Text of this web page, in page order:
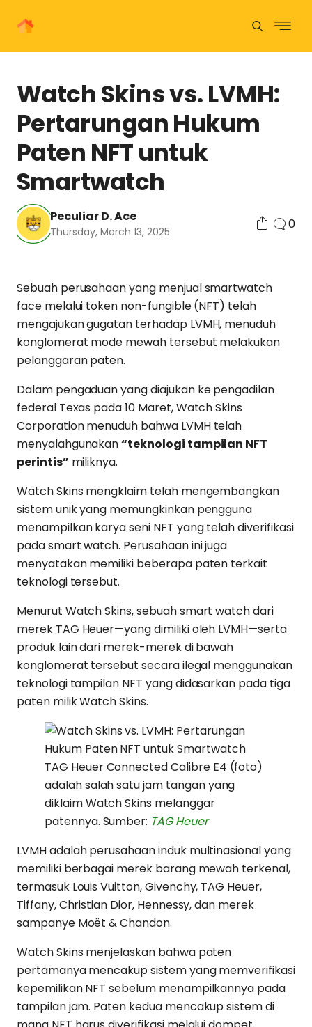
Watch Skins vs. LVMH:
Pertarungan Hukum
Paten NFT untuk
Smartwatch
Peculiar D. Ace
Thursday, March 13, 2025
0
Sebuah perusahaan yang menjual smartwatch
face melalui token non-fungible (NFT) telah
mengajukan gugatan terhadap LVMH, menuduh
konglomerat mode mewah tersebut melakukan
pelanggaran paten.
Dalam pengaduan yang diajukan ke pengadilan
federal Texas pada 10 Maret, Watch Skins
Corporation menuduh bahwa LVMH telah
menyalahgunakan“teknologi tampilan NFT
perintis” miliknya.
Watch Skins mengklaim telah mengembangkan
sistem unik yang memungkinkan pengguna
menampilkan karya seni NFT yang telah diverifikasi
pada smart watch. Perusahaan ini juga
menyatakan memiliki beberapa paten terkait
teknologi tersebut.
Menurut Watch Skins, sebuah smart watch dari
merek TAG Heuer—yang dimiliki oleh LVMH—serta
produk lain dari merek-merek di bawah
konglomerat tersebut secara ilegal menggunakan
teknologi tampilan NFT yang didasarkan pada tiga
paten milik Watch Skins.
TAG Heuer Connected Calibre E4 (foto)
adalah salah satu jam tangan yang
diklaim Watch Skins melanggar
patennya. Sumber: TAG Heuer
LVMH adalah perusahaan induk multinasional yang
memiliki berbagai merek barang mewah terkenal,
termasuk Louis Vuitton, Givenchy, TAG Heuer,
Tiffany, Christian Dior, Hennessy, dan merek
sampanye Moët & Chandon.
Watch Skins menjelaskan bahwa paten
pertamanya mencakup sistem yang memverifikasi
kepemilikan NFT sebelum menampilkannya pada
tampilan jam. Paten kedua mencakup sistem di